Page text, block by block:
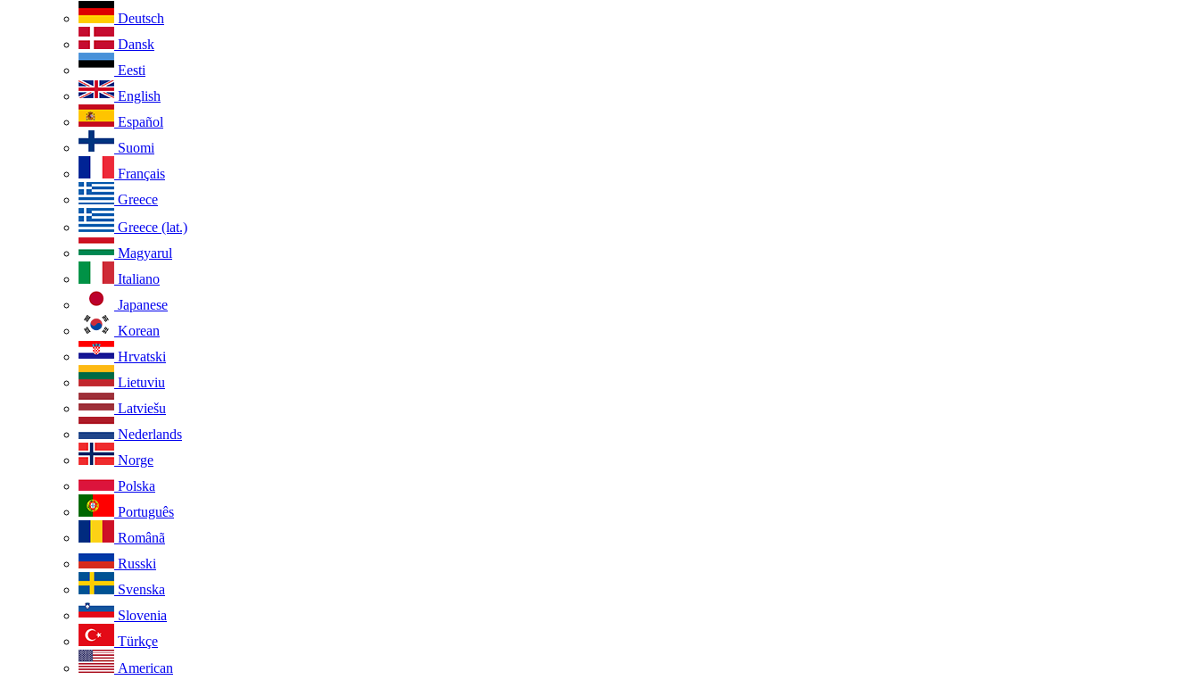
Deutsch
Dansk
Eesti
English
Español
Suomi
Français
Greece
Greece (lat.)
Magyarul
Italiano
Japanese
Korean
Hrvatski
Lietuviu
Latviešu
Nederlands
Norge
Polska
Português
Românã
Russki
Svenska
Slovenia
Türkçe
American